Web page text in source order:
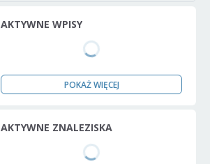
AKTYWNE WPISY
POKAŻ WIĘCEJ
AKTYWNE ZNALEZISKA